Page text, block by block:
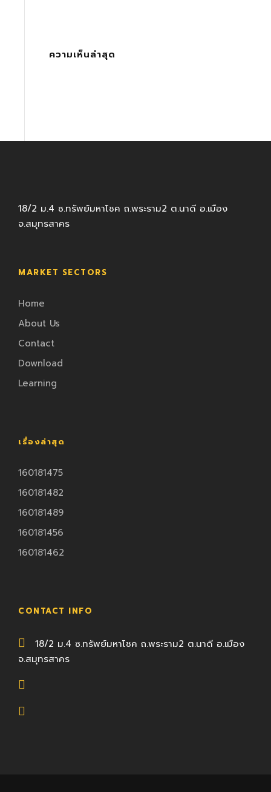
ความเห็นล่าสุด
18/2 ม.4 ซ.ทรัพย์มหาโชค ถ.พระราม2 ต.นาดี อ.เมือง
จ.สมุทรสาคร
MARKET SECTORS
Home
About Us
Contact
Download
Learning
เรื่องล่าสุด
160181475
160181482
160181489
160181456
160181462
CONTACT INFO
18/2 ม.4 ซ.ทรัพย์มหาโชค ถ.พระราม2 ต.นาดี อ.เมือง
จ.สมุทรสาคร